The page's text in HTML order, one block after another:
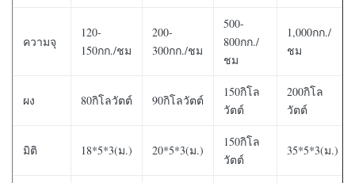
ความจุ
120-
150กก./ชม
200-
300กก./ชม
500-
800กก./
ชม
1,000กก./
ชม
ผง 80กิโลวัตต์ 90กิโลวัตต์
150กิโล
วัตต์
200กิโล
วัตต์
มิติ 18*5*3(ม.) 20*5*3(ม.)
150กิโล
วัตต์
35*5*3(ม.)